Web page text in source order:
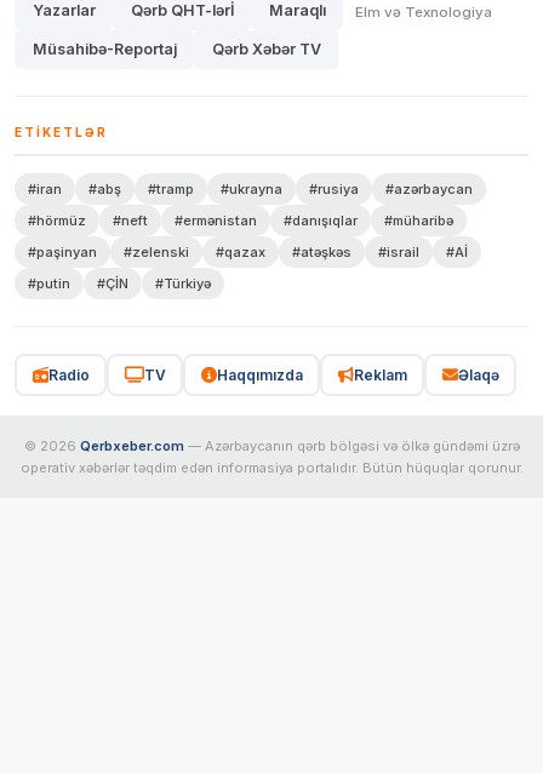
Yazarlar Qərb QHT-lərİ Maraqlı Elm və Texnologiya
Müsahibə-Reportaj Qərb Xəbər TV
ETIKETLƏR
#iran #abş #tramp #ukrayna #rusiya
#azərbaycan
#hörmüz
#neft #ermənistan #danışıqlar
#müharibə
#paşinyan
#zelenski #qazax #atəşkəs #israil
#Aİ
#putin
#ÇİN #Türkiyə
Radio TV Haqqımızda Reklam Əlaqə
© 2026 Qerbxeber.com — Azərbaycanın qərb bölgəsi və ölkə gündəmi üzrə
operativ xəbərlər təqdim edən informasiya portalıdır. Bütün hüquqlar qorunur.